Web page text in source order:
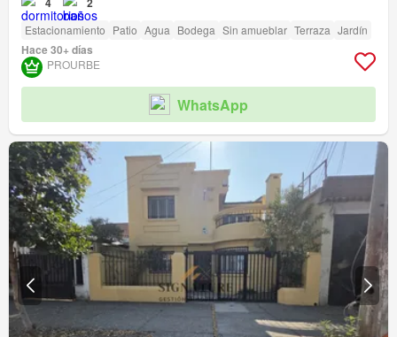
Estacionamiento Patio Agua Bodega Sin amueblar Terraza Jardín
Hace 30+ días
PROURBE
WhatsApp